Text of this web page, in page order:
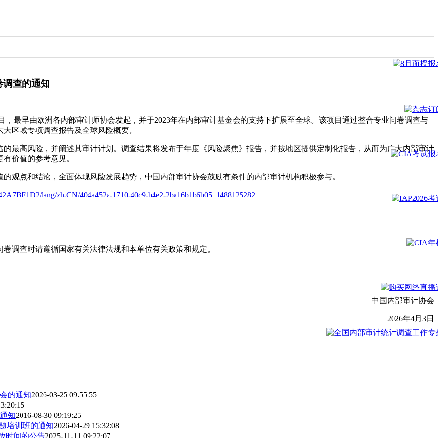
查的通知
最早由欧洲各内部审计师协会发起，并于2023年在内部审计基金会的支持下扩展至全球。该项目通过整合专业问卷调查与
区域专项调查报告及全球风险概要。
最高风险，并阐述其审计计划。调查结果将发布于年度《风险聚焦》报告，并按地区提供定制化报告，从而为广大内部审计
价值的参考意见。
观点和结论，全面体现风险发展趋势，中国内部审计协会鼓励有条件的内部审计机构积极参与。
lang/zh-CN/404a452a-1710-40c9-b4e2-2ba16b1b6b05_1488125282
调查时请遵循国家有关法律法规和本单位有关政策和规定。
中国内部审计协会
2026年4月3日
的通知2026-03-25 09:55:55
知2016-08-30 09:19:25
培训班的通知2026-04-29 15:32:08
时间的公告2025-11-11 09:22:07